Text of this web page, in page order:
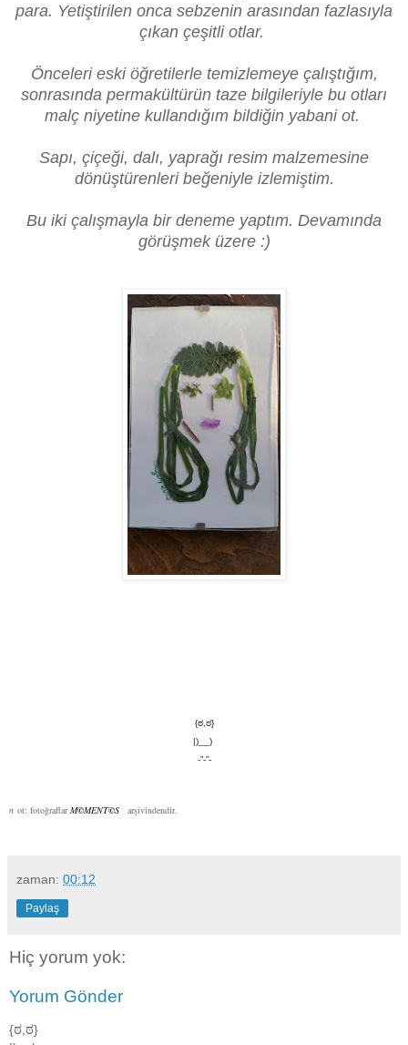
para. Yetiştirilen onca sebzenin arasından fazlasıyla
çıkan çeşitli otlar.
Önceleri eski öğretilerle temizlemeye çalıştığım,
sonrasında permakültürün taze bilgileriyle bu otları
malç niyetine kullandığım bildiğin yabani ot.
Sapı, çiçeği, dalı, yaprağı resim malzemesine
dönüştürenleri beğeniyle izlemiştim.
Bu iki çalışmayla bir deneme yaptım. Devamında
görüşmek üzere :)
{ಠ,ಠ}
|)__)
-”-”-
n ot: fotoğraflar ​M©MENT©S arşivindendir.​
zaman: 00:12
Paylaş
Hiç yorum yok:
Yorum Gönder
{ಠ,ಠ}